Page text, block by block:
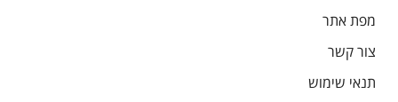
מפת אתר
צור קשר
תנאי שימוש